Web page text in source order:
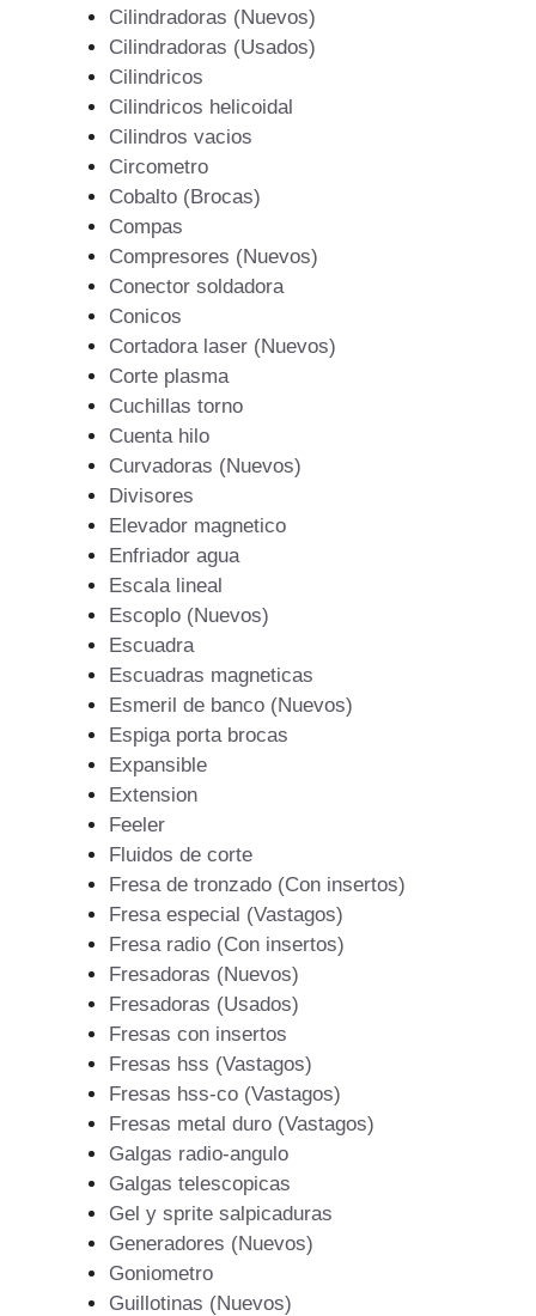
Cilindradoras (Nuevos)
Cilindradoras (Usados)
Cilindricos
Cilindricos helicoidal
Cilindros vacios
Circometro
Cobalto (Brocas)
Compas
Compresores (Nuevos)
Conector soldadora
Conicos
Cortadora laser (Nuevos)
Corte plasma
Cuchillas torno
Cuenta hilo
Curvadoras (Nuevos)
Divisores
Elevador magnetico
Enfriador agua
Escala lineal
Escoplo (Nuevos)
Escuadra
Escuadras magneticas
Esmeril de banco (Nuevos)
Espiga porta brocas
Expansible
Extension
Feeler
Fluidos de corte
Fresa de tronzado (Con insertos)
Fresa especial (Vastagos)
Fresa radio (Con insertos)
Fresadoras (Nuevos)
Fresadoras (Usados)
Fresas con insertos
Fresas hss (Vastagos)
Fresas hss-co (Vastagos)
Fresas metal duro (Vastagos)
Galgas radio-angulo
Galgas telescopicas
Gel y sprite salpicaduras
Generadores (Nuevos)
Goniometro
Guillotinas (Nuevos)